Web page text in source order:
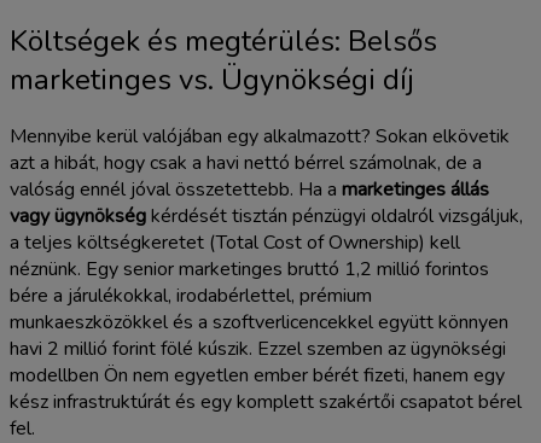
Költségek és megtérülés: Belsős
marketinges vs. Ügynökségi díj
Mennyibe kerül valójában egy alkalmazott? Sokan elkövetik
azt a hibát, hogy csak a havi nettó bérrel számolnak, de a
valóság ennél jóval összetettebb. Ha a marketinges állás
vagy ügynökségkérdését tisztán pénzügyi oldalról vizsgáljuk,
a teljes költségkeretet (Total Cost of Ownership) kell
néznünk. Egy senior marketinges bruttó 1,2 millió forintos
bére a járulékokkal, irodabérlettel, prémium
munkaeszközökkel és a szoftverlicencekkel együtt könnyen
havi 2 millió forint fölé kúszik. Ezzel szemben az ügynökségi
modellben Ön nem egyetlen ember bérét fizeti, hanem egy
kész infrastruktúrát és egy komplett szakértői csapatot bérel
fel.